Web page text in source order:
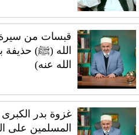
قبسات من
الله (ﷺ) حذيفة
الله عنه)
المسلمين على